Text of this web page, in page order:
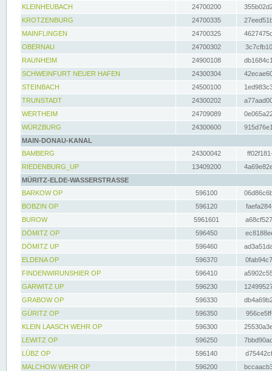
KLEINHEUBACH 24700200
KROTZENBURG
24700335
MAINFLINGEN
24700325
OBERNAU
24700302
RAUNHEIM
24900108
SCHWEINFURT NEUER HAFEN
24300304
STEINBACH
24500100
TRUNSTADT
24300202
WERTHEIM
24709089
WÜRZBURG
24300600
MAIN-DONAU-KANAL
BAMBERG
24300042
RIEDENBURG_UP
13409200
MÜRITZ-ELDE-WASSERSTRASSE
BARKOW OP
596100
BOBZIN OP
596120
BUROW
5961601
DÖMITZ OP
596450
DÖMITZ UP
596460
ELDENA OP
596370
FINDENWIRUNSHIER OP
596410
GARWITZ UP
596230
GRABOW OP
596330
GÜRITZ OP
596350
KLEIN LAASCH WEHR OP
596300
LEWITZ OP
596250
LÜBZ OP
596140
MALCHOW WEHR OP
596200